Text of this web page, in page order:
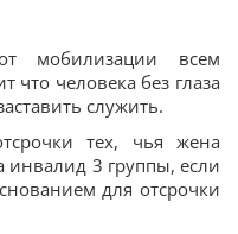
мобилизации всем
что человека без глаза
служить.
тех, чья жена
инвалид 3 группы, если
для отсрочки